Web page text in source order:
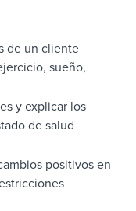
de un cliente
sueño,
y explicar los
de salud
positivos en